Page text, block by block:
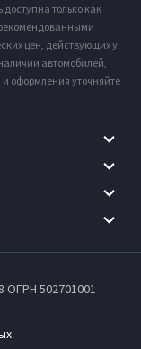
только как
цен, действующих у
автомобилей,
и оформления уточняйте
ОГРН 502701001